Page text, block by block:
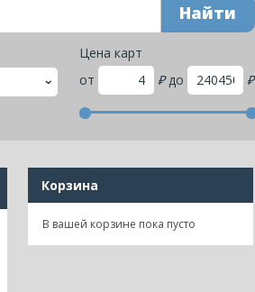
Найти
Цена карт
от
₽до ₽
Корзина
В вашей корзине пока пусто